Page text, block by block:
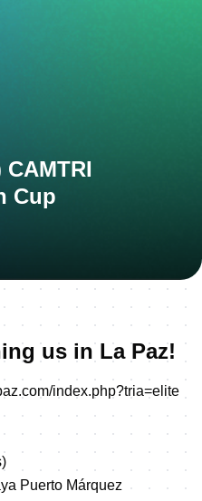
CAMTRI
Cup
us in La Paz!
index.php?tria=elite
Márquez